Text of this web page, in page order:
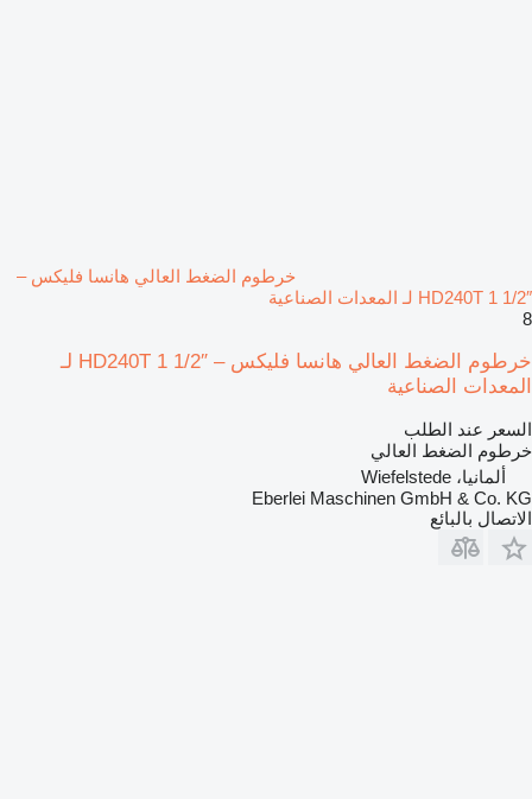
خرطوم الضغط العالي هانسا فليكس –
HD240T 1 1/2″ لـ المعدات الصناعية
8
خرطوم الضغط العالي هانسا فليكس – HD240T 1 1/2″ لـ
المعدات الصناعية
السعر عند الطلب
خرطوم الضغط العالي
ألمانيا، Wiefelstede
Eberlei Maschinen GmbH & Co. KG
الاتصال بالبائع